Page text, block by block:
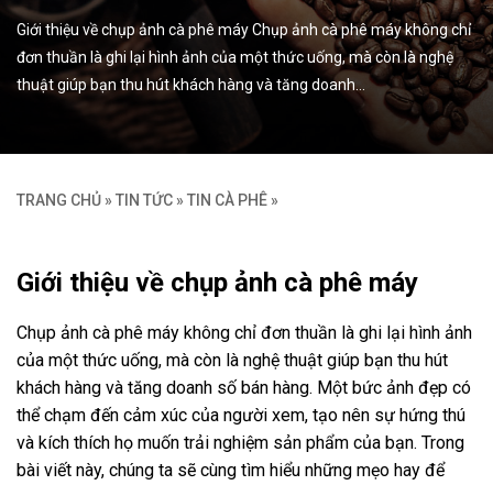
Giới thiệu về chụp ảnh cà phê máy Chụp ảnh cà phê máy không chỉ
đơn thuần là ghi lại hình ảnh của một thức uống, mà còn là nghệ
thuật giúp bạn thu hút khách hàng và tăng doanh…
TRANG CHỦ » TIN TỨC » TIN CÀ PHÊ »
Giới thiệu về chụp ảnh cà phê máy
Chụp ảnh cà phê máy không chỉ đơn thuần là ghi lại hình ảnh
của một thức uống, mà còn là nghệ thuật giúp bạn thu hút
khách hàng và tăng doanh số bán hàng. Một bức ảnh đẹp có
thể chạm đến cảm xúc của người xem, tạo nên sự hứng thú
và kích thích họ muốn trải nghiệm sản phẩm của bạn. Trong
bài viết này, chúng ta sẽ cùng tìm hiểu những mẹo hay để